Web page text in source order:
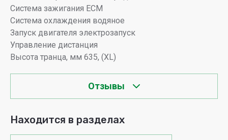
Система зажигания ECM
Система охлаждения водяное
Запуск двигателя электрозапуск
Управление дистанция
Высота транца, мм 635, (XL)
Отзывы
Находится в разделах